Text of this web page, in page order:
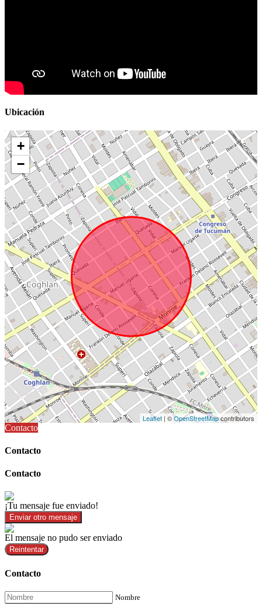
Ubicación
+
−
Leaflet | ©OpenStreetMapcontributors
Contacto
Contacto
Contacto
¡Tu mensaje fue enviado!
Enviar otro mensaje
El mensaje no pudo ser enviado
Reintentar
Contacto
Nombre